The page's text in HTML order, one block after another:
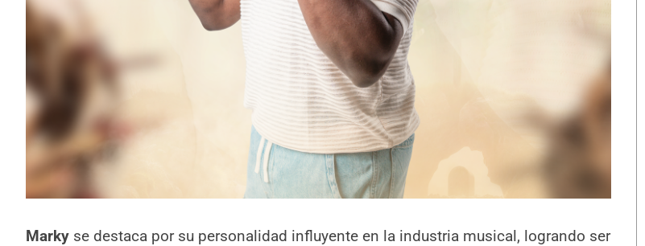
Marky se destaca por su personalidad influyente en la industria musical, logrando ser